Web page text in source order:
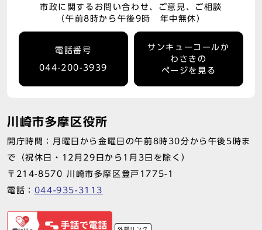
市政に関するお問い合わせ、ご意見、ご相談
（午前8時から午後9時 年中無休）
電話番号
044-200-3939
サンキューコールか
わさきの
ページを見る
川崎市多摩区役所
開庁時間：月曜日から金曜日の午前8時30分から午後5時ま
で（祝休日・12月29日から1月3日を除く）
〒214-8570 川崎市多摩区登戸1775-1
電話： 044-935-3113